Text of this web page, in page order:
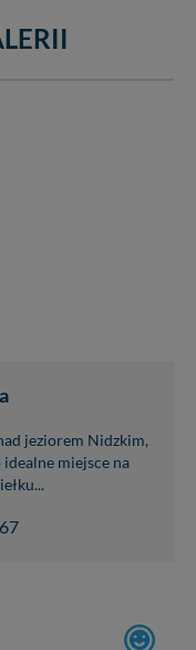
jeziorem Nidzkim,
idealne miejsce na